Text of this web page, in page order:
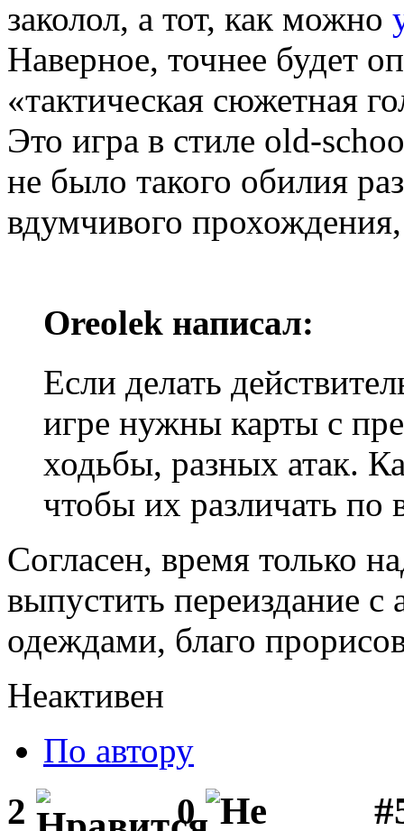
заколол, а тот, как можно
Наверное, точнее будет
«тактическая сюжетная
Это игра в стиле old-
не было такого обилия
вдумчивого
Oreolek написал:
Если делать
игре нужны карты с
ходьбы, разных атак.
чтобы их различать по
Согласен, время только
выпустить переиздание
одеждами, благо
Неактивен
По автору
2 0